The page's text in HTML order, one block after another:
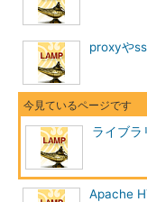
proxyや
ライブラ
Apache